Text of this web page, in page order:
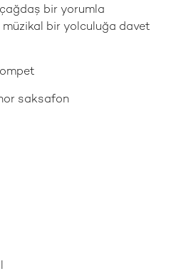
çağdaş bir yorumla
bir yolculuğa davet
saksafon